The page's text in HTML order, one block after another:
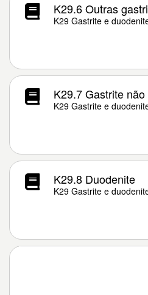
K29.6 Outras
K29 Gastrite e
K29.7 Gastrite
K29 Gastrite e
K29.8 Duodenite
K29 Gastrite e